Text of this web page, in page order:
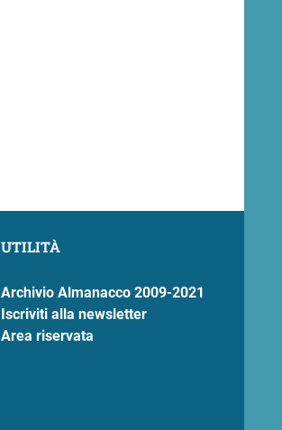
UTILITÀ
Archivio Almanacco 2009-2021
Iscriviti alla newsletter
Area riservata